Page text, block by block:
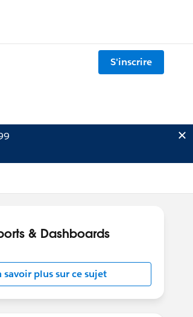
S'inscrire
& Dashboards
savoir plus sur ce sujet